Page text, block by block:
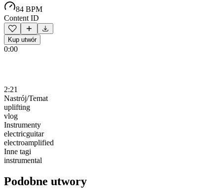
84 BPM
Content ID
Kup utwór
0:00
2:21
Nastrój/Temat
uplifting
vlog
Instrumenty
electricguitar
electroamplified
Inne tagi
instrumental
Podobne utwory